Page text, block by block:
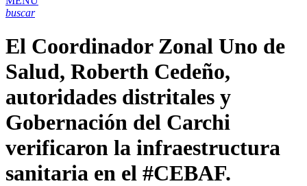
buscar
El Coordinador Zonal Uno de
Salud, Roberth Cedeño,
autoridades distritales y
Gobernación del Carchi
verificaron la infraestructura
sanitaria en el #CEBAF.